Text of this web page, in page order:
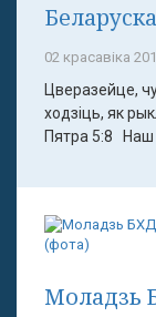
02 красавіка
Цверазейце,
ходзіць, як
Пятра 5:8 Наш
Моладзь